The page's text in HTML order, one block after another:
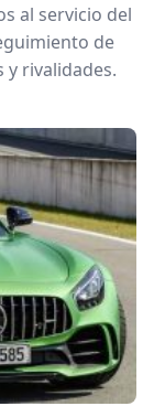
al servicio del
de
y rivalidades.